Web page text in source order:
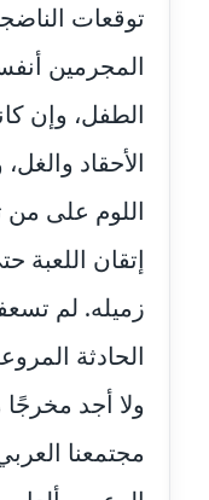
مدونة
عاملة
مدونة
عاملة
مدونة
مدونة
معلق
مدونة
عاملة
مدونة
توقعات
المجرمين
الطفل، وإن
الأحقاد
اللوم على
إتقان
زميله. لم
الحادثة
ولا أجد
مجتمعنا